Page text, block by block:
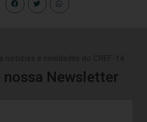
nossa Newsletter